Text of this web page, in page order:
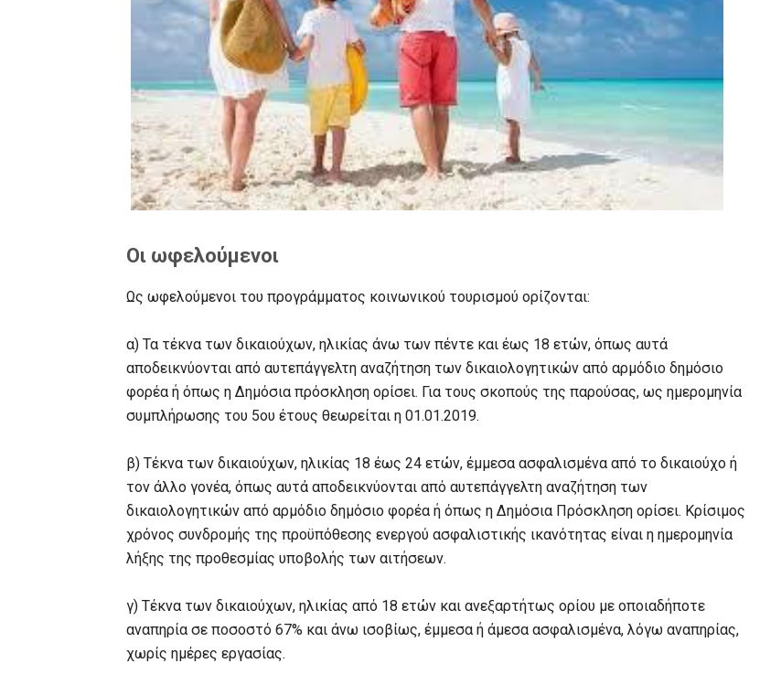
Οι ωφελούμενοι
Ως ωφελούμενοι του προγράμματος κοινωνικού τουρισμού ορίζονται:
α) Τα τέκνα των δικαιούχων, ηλικίας άνω των πέντε και έως 18 ετών, όπως αυτά
αποδεικνύονται από αυτεπάγγελτη αναζήτηση των δικαιολογητικών από αρμόδιο δημόσιο
φορέα ή όπως η Δημόσια πρόσκληση ορίσει. Για τους σκοπούς της παρούσας, ως ημερομηνία
συμπλήρωσης του 5ου έτους θεωρείται η 01.01.2019.
β) Τέκνα των δικαιούχων, ηλικίας 18 έως 24 ετών, έμμεσα ασφαλισμένα από το δικαιούχο ή
τον άλλο γονέα, όπως αυτά αποδεικνύονται από αυτεπάγγελτη αναζήτηση των
δικαιολογητικών από αρμόδιο δημόσιο φορέα ή όπως η Δημόσια Πρόσκληση ορίσει. Κρίσιμος
χρόνος συνδρομής της προϋπόθεσης ενεργού ασφαλιστικής ικανότητας είναι η ημερομηνία
λήξης της προθεσμίας υποβολής των αιτήσεων.
γ) Τέκνα των δικαιούχων, ηλικίας από 18 ετών και ανεξαρτήτως ορίου με οποιαδήποτε
αναπηρία σε ποσοστό 67% και άνω ισοβίως, έμμεσα ή άμεσα ασφαλισμένα, λόγω αναπηρίας,
χωρίς ημέρες εργασίας.